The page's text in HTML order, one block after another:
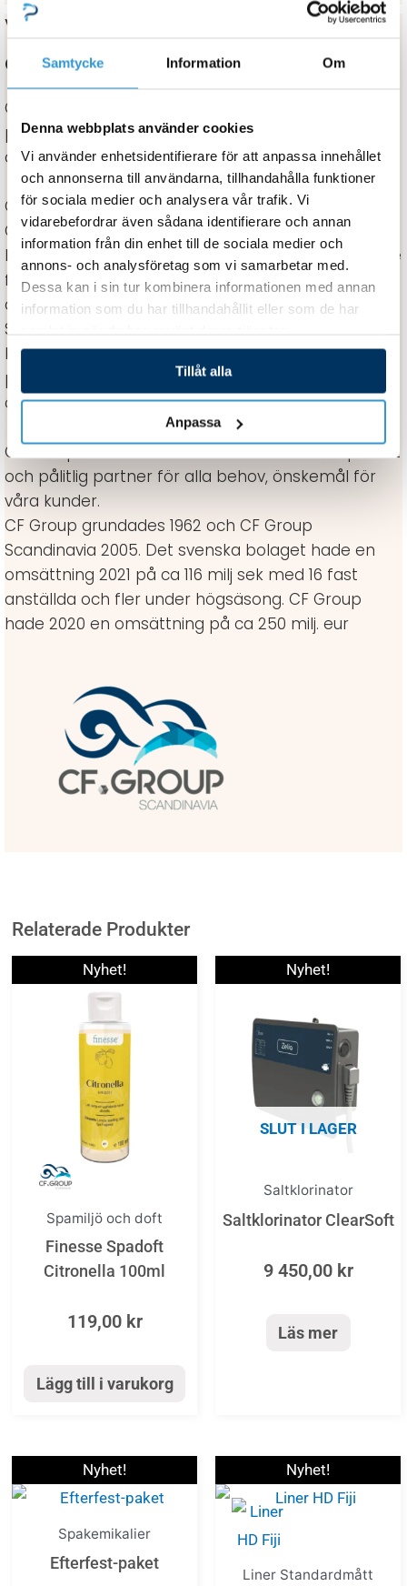
Samtycke Information Om
Denna webbplats använder cookies
Vi använder enhetsidentifierare för att anpassa innehållet
och annonserna till användarna, tillhandahålla funktioner
för sociala medier och analysera vår trafik. Vi
vidarebefordrar även sådana identifierare och annan
information från din enhet till de sociala medier och
annons- och analysföretag som vi samarbetar med.
Dessa kan i sin tur kombinera informationen med annan
information som du har tillhandahållit eller som de har
Tillåt alla
Anpassa
Varumärke
CF group
Chemoform erbjuder ett komplett sortiment av
pool- och spaprodukter från lågprishandel till
avancerade poolprodukter till fackhandel.
CF Group Scandinavia är ett företag inom CF
Group som är en av de största producenterna i
Europa inom poolbranschen. Det är ett oberoende
familjeägt företag med fler än 1000 anställda i mer
än 40 länder. Huvudkontoret finns utanför
Stuttgart i södra Tyskland där även de flesta
kemiprodukter produceras. Vi har också flera
produktionsanläggningar i Frankrike för liner, skydd
och en hel del annat.
CF Group har satt som mål att vara en kompetent
och pålitlig partner för alla behov, önskemål för
våra kunder.
CF Group grundades 1962 och CF Group
Scandinavia 2005. Det svenska bolaget hade en
omsättning 2021 på ca 116 milj sek med 16 fast
anställda och fler under högsäsong. CF Group
hade 2020 en omsättning på ca 250 milj. eur
Relaterade Produkter
Nyhet!
Spamiljö och doft
Finesse Spadoft
Citronella 100ml
119,00 kr
Lägg till i varukorg
Nyhet!
SLUT I LAGER
Saltklorinator
Saltklorinator ClearSoft
9 450,00 kr
Läs mer
Nyhet!
Spakemikalier
Efterfest-paket
Nyhet!
Liner Standardmått
range:
Den
här
flera